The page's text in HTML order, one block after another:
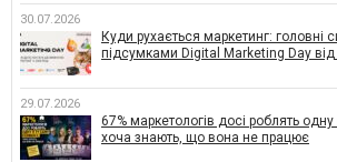
30.07.2026
Куди рухається маркетинг: головні
підсумками Digital Marketing Day від
29.07.2026
67% маркетологів досі роблять
хоча знають, що вона не працює